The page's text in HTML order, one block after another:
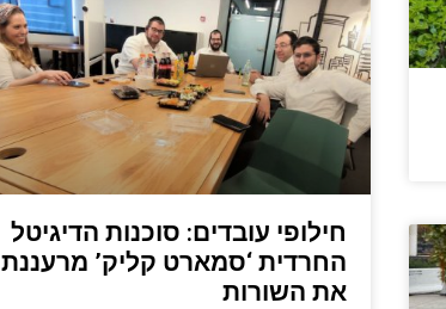
חילופי עובדים: סוכנות הדיגיטל
החרדית ‘סמארט קליק’ מרעננת
את השורות